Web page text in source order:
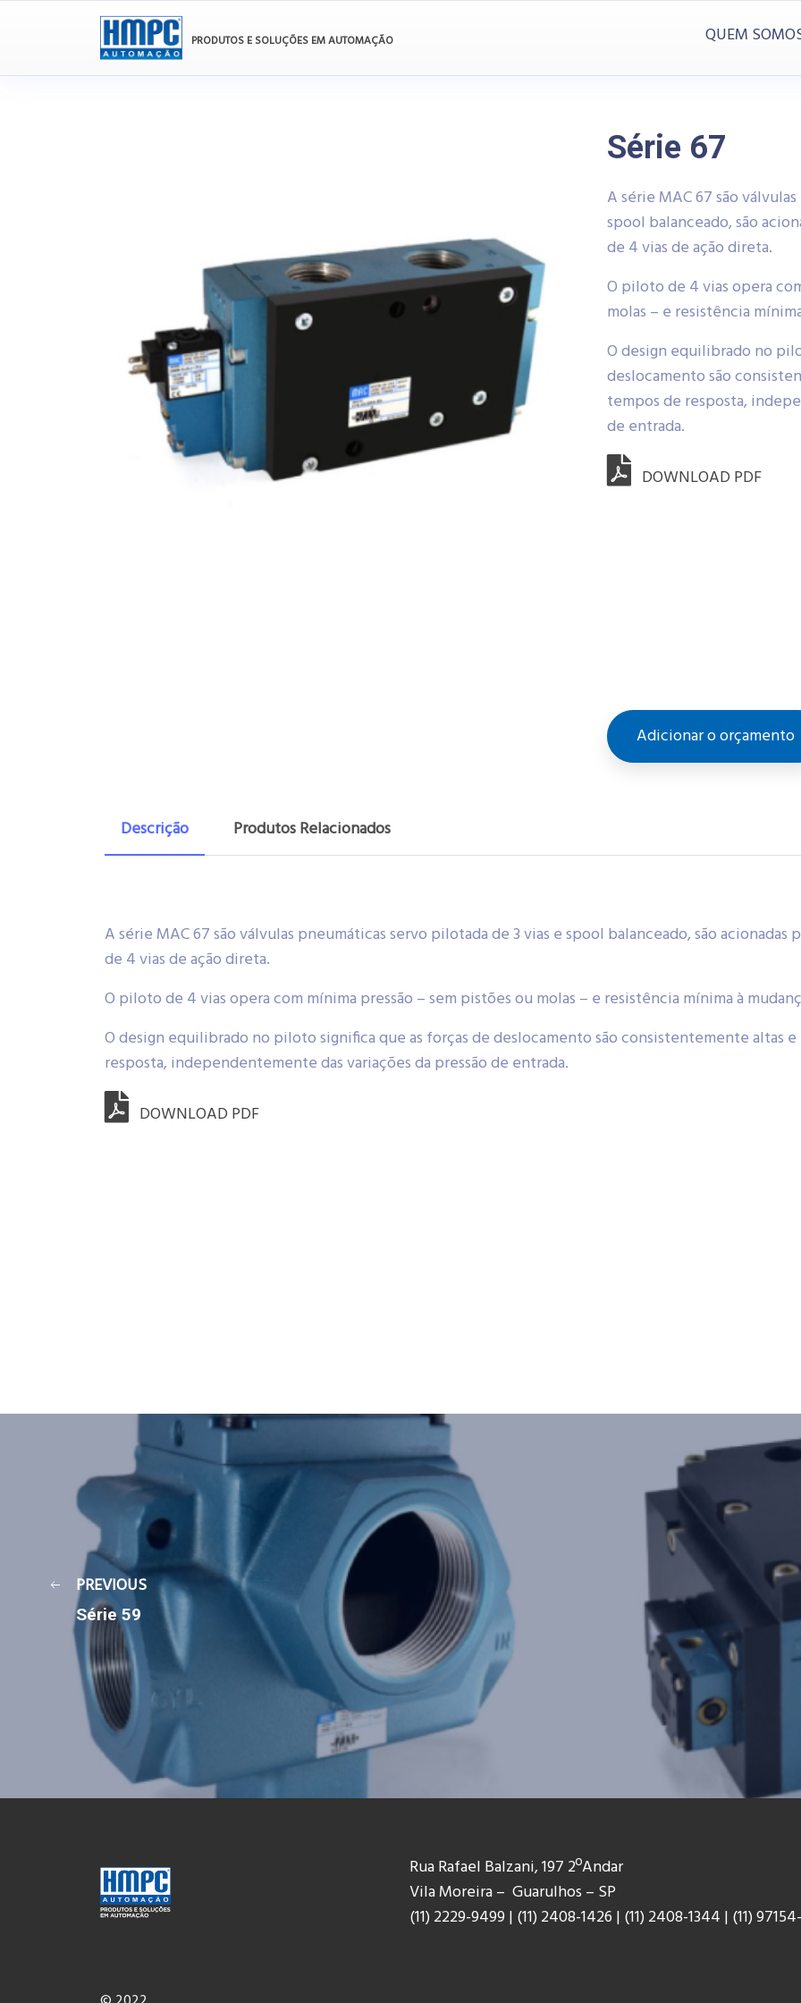
PRODUTOS E SOLUÇÕES EM AUTOMAÇÃO QUEM
Série 67
A série MAC 67 são
spool balanceado, são
de 4 vias de ação direta.
O piloto de 4 vias opera
molas – e resistência
O design equilibrado no
deslocamento são
tempos de resposta,
de entrada.
DOWNLOAD PDF
Adicionar o orçamento
Descrição Produtos Relacionados
A série MAC 67 são válvulas pneumáticas servo pilotada de 3 vias e spool balanceado, são
de 4 vias de ação direta.
O piloto de 4 vias opera com mínima pressão – sem pistões ou molas – e resistência mínima à
O design equilibrado no piloto significa que as forças de deslocamento são consistentemente altas
resposta, independentemente das variações da pressão de entrada.
DOWNLOAD PDF
PREVIOUS
Série 59
Rua Rafael Balzani, 197 2ºAndar
Vila Moreira – Guarulhos – SP
(11) 2229-9499| (11) 2408-1426 | (11) 2408-1344 | (11) 9